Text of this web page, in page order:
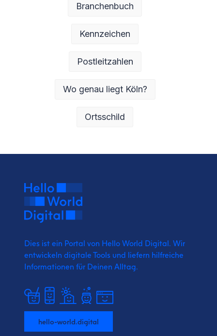
Branchenbuch
Kennzeichen
Postleitzahlen
Wo genau liegt Köln?
Ortsschild
Dies ist ein Portal von Hello World Digital. Wir
entwickeln digitale Tools und liefern hilfreiche
Informationen für Deinen Alltag.
hello-world.digital